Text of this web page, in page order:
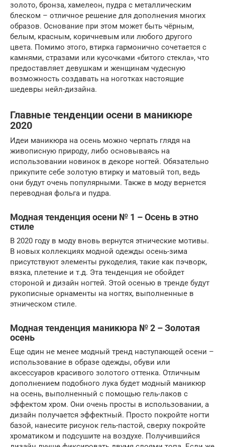
золото, бронза, хамелеон, пудра с металлическим
блеском – отличное решение для дополнения многих
образов. Основание при этом может быть чёрным,
белым, красным, коричневым или любого другого
цвета. Помимо этого, втирка гармонично сочетается с
камнями, стразами или кусочками «битого стекла», что
предоставляет девушкам и женщинам чудесную
возможность создавать на ноготках настоящие
шедевры нейл-дизайна.
Главные тенденции осени в маникюре
2020
Идеи маникюра на осень можно черпать глядя на
живописную природу, либо основываясь на
использовании новинок в декоре ногтей. Обязательно
прикупите себе золотую втирку и матовый топ, ведь
они будут очень популярными. Также в моду вернется
переводная фольга и пудра.
Модная тенденция осени № 1 – Осень в этно
стиле
В 2020 году в моду вновь вернутся этнические мотивы.
В новых коллекциях модной одежды осень-зима
присутствуют элементы рукоделия, такие как пэчворк,
вязка, плетение и т.д. Эта тенденция не обойдет
стороной и дизайн ногтей. Этой осенью в тренде будут
рукописные орнаменты на ногтях, выполненные в
этническом стиле.
Модная тенденция маникюра № 2 – Золотая
осень
Еще один не менее модный тренд наступающей осени –
использование в образе одежды, обуви или
аксессуаров красивого золотого оттенка. Отличным
дополнением подобного лука будет модный маникюр
на осень, выполненный с помощью гель-лаков с
эффектом хром. Они очень просты в использовании, а
дизайн получается эффектный. Просто покройте ногти
базой, нанесите рисунок гель-пастой, сверху покройте
хроматиком и подсушите на воздухе. Получившийся